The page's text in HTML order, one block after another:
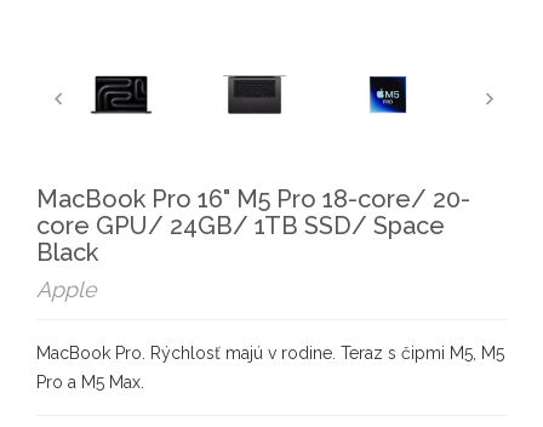
MacBook Pro 16" M5 Pro 18-core/ 20-
core GPU/ 24GB/ 1TB SSD/ Space
Black
Apple
MacBook Pro. Rýchlosť majú v rodine. Teraz s čipmi M5, M5
Pro a M5 Max.